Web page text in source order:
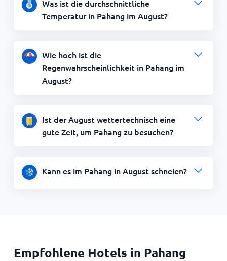
Was ist die durchschnittliche
Temperatur in Pahang im August?
Wie hoch ist die
Regenwahrscheinlichkeit in Pahang im
August?
Ist der August wettertechnisch eine
gute Zeit, um Pahang zu besuchen?
Kann es im Pahang in August schneien?
Empfohlene Hotels in Pahang